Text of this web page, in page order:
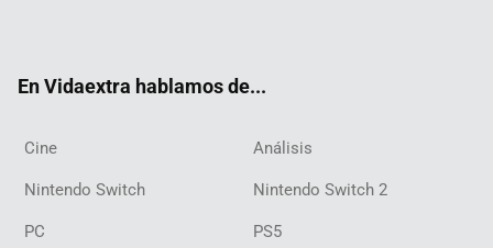
En Vidaextra hablamos de...
Cine Análisis
Nintendo Switch Nintendo Switch 2
PC PS5